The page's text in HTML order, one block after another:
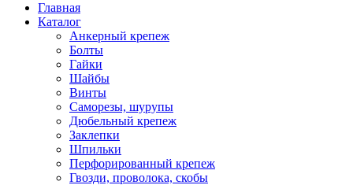
Главная
Каталог
Анкерный крепеж
Болты
Гайки
Шайбы
Винты
Саморезы, шурупы
Дюбельный крепеж
Заклепки
Шпильки
Перфорированный крепеж
Гвозди, проволока, скобы